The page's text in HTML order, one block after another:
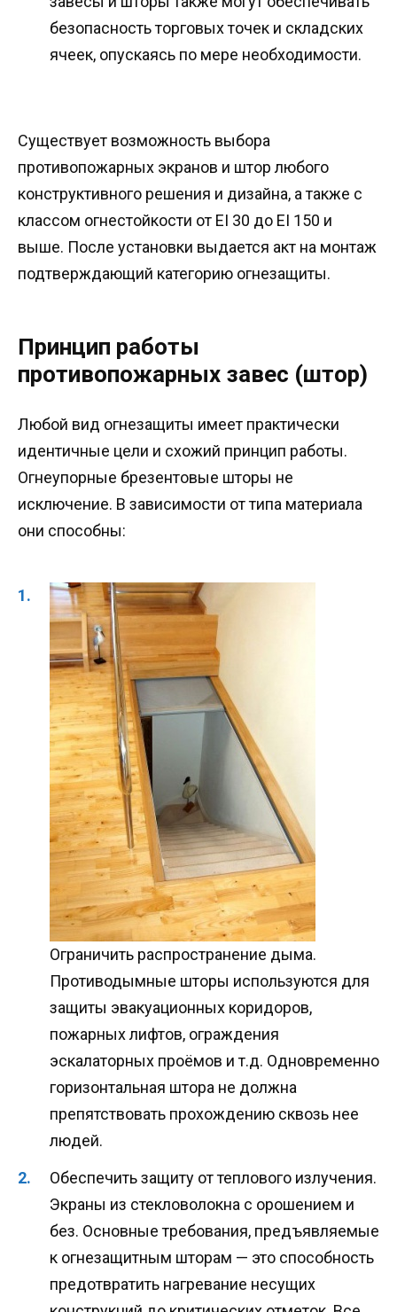
безопасность торговых точек и складских
ячеек, опускаясь по мере необходимости.
Существует возможность выбора
противопожарных экранов и штор любого
конструктивного решения и дизайна, а также с
классом огнестойкости от EI 30 до EI 150 и
выше. После установки выдается акт на монтаж
подтверждающий категорию огнезащиты.
Принцип работы
противопожарных завес (штор)
Любой вид огнезащиты имеет практически
идентичные цели и схожий принцип работы.
Огнеупорные брезентовые шторы не
исключение. В зависимости от типа материала
они способны:
Ограничить распространение дыма.
Противодымные шторы используются для
защиты эвакуационных коридоров,
пожарных лифтов, ограждения
эскалаторных проёмов и т.д. Одновременно
горизонтальная штора не должна
препятствовать прохождению сквозь нее
людей.
Обеспечить защиту от теплового излучения.
Экраны из стекловолокна с орошением и
без. Основные требования, предъявляемые
к огнезащитным шторам — это способность
предотвратить нагревание несущих